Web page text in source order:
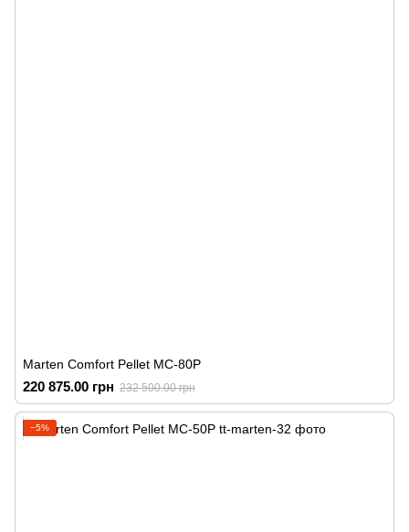
Marten Comfort Pellet MC-80P
220 875.00 грн 232 500.00 грн
−5%